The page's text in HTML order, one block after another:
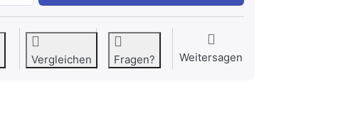
Vergleichen Fragen? Weitersagen